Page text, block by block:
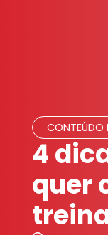
CONTEÚDO
4
quer